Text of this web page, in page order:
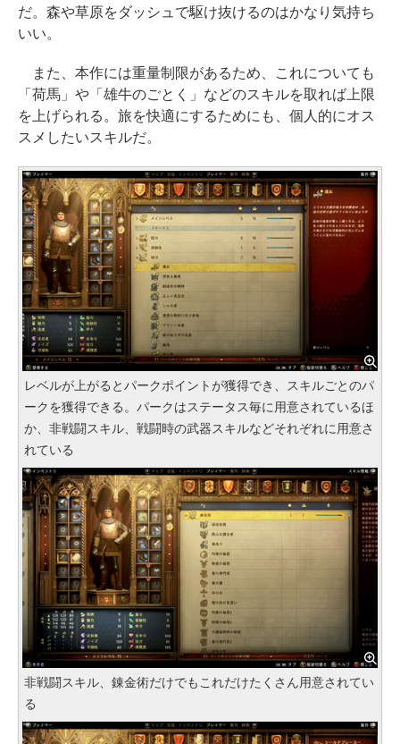
だ。森や草原をダッシュで駆け抜けるのはかなり気持ち
いい。
また、本作には重量制限があるため、これについても
「荷馬」や「雄牛のごとく」などのスキルを取れば上限
を上げられる。旅を快適にするためにも、個人的にオス
スメしたいスキルだ。
レベルが上がるとパークポイントが獲得でき、スキルごとのパ
ークを獲得できる。パークはステータス毎に用意されているほ
か、非戦闘スキル、戦闘時の武器スキルなどそれぞれに用意さ
れている
非戦闘スキル、錬金術だけでもこれだけたくさん用意されてい
る